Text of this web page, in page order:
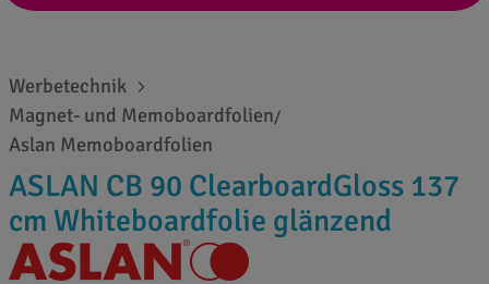
Werbetechnik
Magnet- und Memoboardfolien/
Aslan Memoboardfolien
ASLAN CB 90 ClearboardGloss 137
cm Whiteboardfolie glänzend